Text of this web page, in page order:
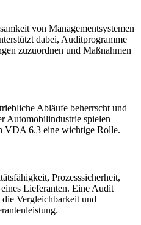
von Managementsystemen
dabei, Auditprogramme
zuzuordnen und Maßnahmen
Abläufe beherrscht und
Automobilindustrie spielen
VDA 6.3 eine wichtige Rolle.
Prozesssicherheit,
Lieferanten. Eine Audit
Vergleichbarkeit und